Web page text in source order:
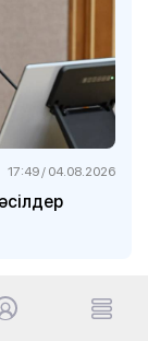
17:49 / 04.08.2026